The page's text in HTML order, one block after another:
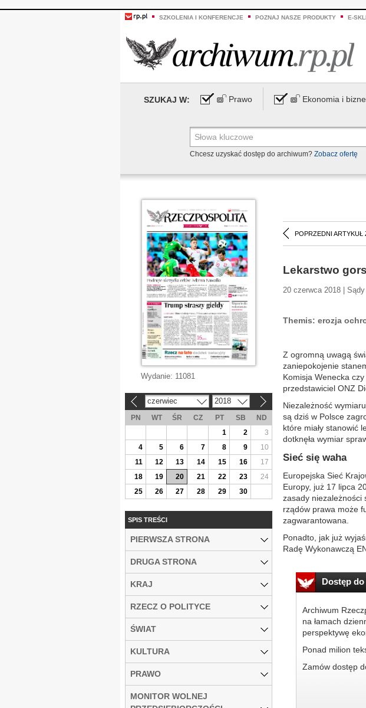
SZKOLENIA I KONFERENCJE POZNAJ NASZE PRODUKTY E-
SZUKAJ W: Prawo Ekonomia i
Chcesz uzyskać dostęp do archiwum? Zobacz ofertę
POPRZEDNI ARTYKUŁ
Lekarstwo
20 czerwca 2018 |
Themis: erozja
Z ogromną uwagą
zaniepokojenie
Komisja Wenecka
przedstawiciel ONZ
Niezależność
są dziś w Polsce
które miały stanowić
dotknęła wymiar
Sieć się waha
Europejska Sieć
Europy, już 17 lipca
zasady niezależności
rządów prawa może
zagwarantowana.
Ponadto, jak już
Radę Wykonawczą
Dostęp
Archiwum
na łamach
perspektywę
Ponad milion
Zamów dostęp
Wydanie: 11081
czerwiec 2018
PN WT ŚR CZ PT SB
ND
1
2
3
4
5 6 7 8 9
10
11
12 13 14 15 16
17
18
19 20 21 22 23
24
25
26 27 28 29 30
SPIS TREŚCI
PIERWSZA STRONA
DRUGA STRONA
KRAJ
RZECZ O POLITYCE
ŚWIAT
KULTURA
PRAWO
MONITOR WOLNEJ